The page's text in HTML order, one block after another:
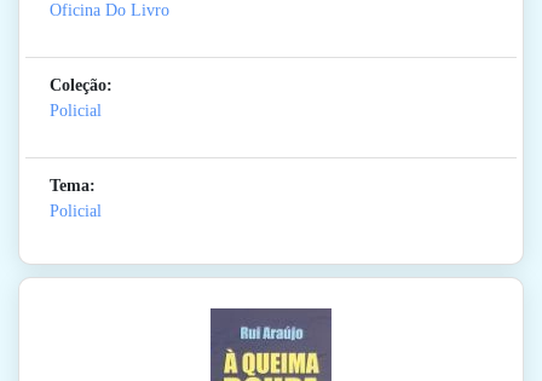
Oficina Do Livro
Coleção:
Policial
Tema:
Policial